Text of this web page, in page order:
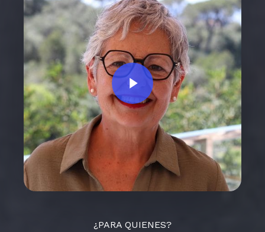
Play Video
¿PARA QUIENES?